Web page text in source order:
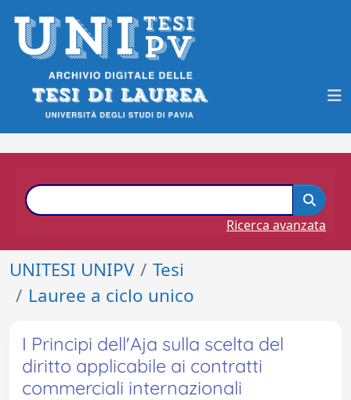
Ricerca avanzata
UNITESI UNIPV
Tesi
Lauree a ciclo unico
I Principi dell'Aja sulla scelta del
diritto applicabile ai contratti
commerciali internazionali